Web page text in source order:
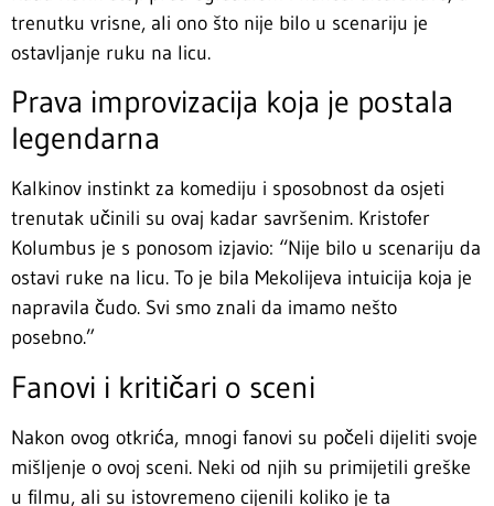
trenutku vrisne, ali ono što nije bilo u scenariju je
ostavljanje ruku na licu.
Prava improvizacija koja je postala
legendarna
Kalkinov instinkt za komediju i sposobnost da osjeti
trenutak učinili su ovaj kadar savršenim. Kristofer
Kolumbus je s ponosom izjavio: “Nije bilo u scenariju da
ostavi ruke na licu. To je bila Mekolijeva intuicija koja je
napravila čudo. Svi smo znali da imamo nešto
posebno.”
Fanovi i kritičari o sceni
Nakon ovog otkrića, mnogi fanovi su počeli dijeliti svoje
mišljenje o ovoj sceni. Neki od njih su primijetili greške
u filmu, ali su istovremeno cijenili koliko je ta